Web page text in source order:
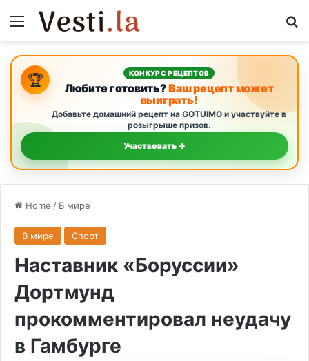
Menu
🏆 КОНКУРС РЕЦЕПТОВ
Любите готовить?Ваш рецепт может
выиграть!
Добавьте домашний рецепт на GOTUIMO и участвуйте в
розыгрыше призов.
Участвовать →
Home / В мире
В мире Спорт
Наставник «Боруссии»
Дортмунд
прокомментировал неудачу
в Гамбурге